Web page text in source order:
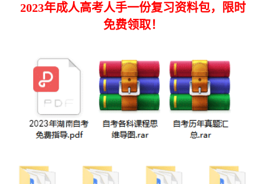
2023年成人高考人手一份复习资料包，限时
免费领取！